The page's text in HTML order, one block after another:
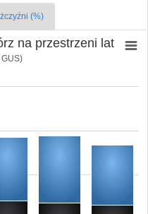
(%)
na przestrzeni lat
GUS)